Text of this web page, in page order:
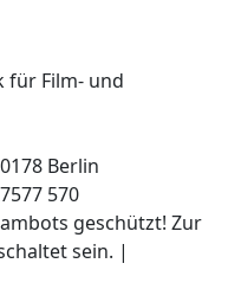
für Film- und
Berlin
570
geschützt! Zur
sein. |